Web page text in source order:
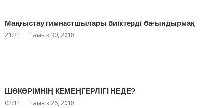
Маңғыстау гимнастшылары биіктерді бағындырмақ
21:21 Тамыз 30, 2018
ШӘКӘРІМНІҢ КЕМЕҢГЕРЛІГІ НЕДЕ?
02:11 Тамыз 26, 2018